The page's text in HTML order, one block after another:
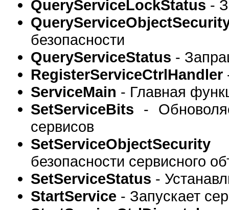
QueryServiceLockStatus -
безопасности
QueryServiceStatus -
RegisterServiceCtrlHandler
ServiceMain - Главная
SetServiceBits -
сервисов
SetServiceObjectSecurity
безопасности сервисного
SetServiceStatus -
StartService - Запускает